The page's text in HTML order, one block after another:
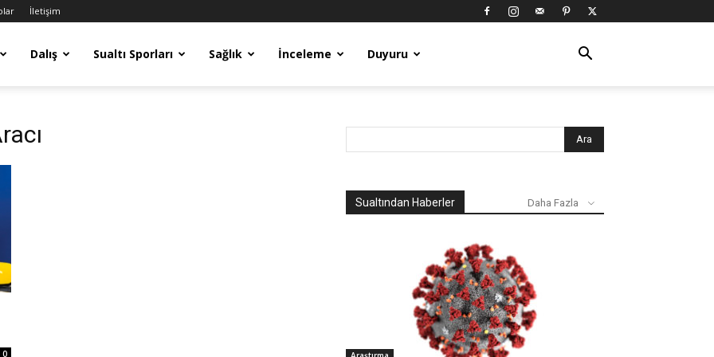
İletişim
Dalış Sualtı Sporları Sağlık İnceleme Duyuru
0
Sualtından Haberler Daha Fazla